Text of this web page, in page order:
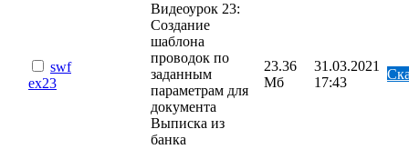
swf
ex23
Видеоурок 23:
Создание
шаблона
проводок по
заданным
параметрам для
документа
Выписка из
банка
23.36
Мб
31.03.2021
17:43